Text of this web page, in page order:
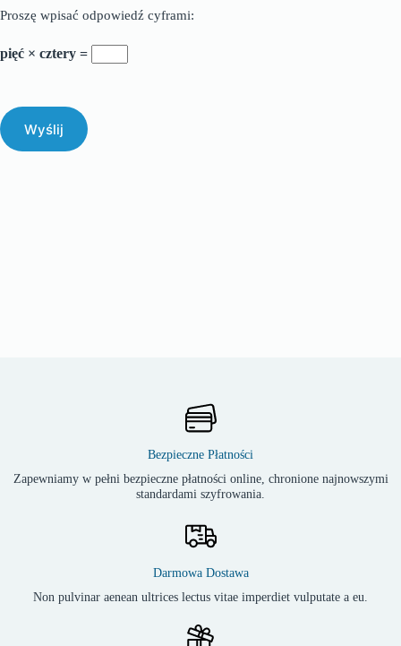
Proszę wpisać odpowiedź cyframi:
pięć × cztery =
Wyślij
Bezpieczne Płatności
Zapewniamy w pełni bezpieczne płatności online, chronione najnowszymi
standardami szyfrowania.
Darmowa Dostawa
Non pulvinar aenean ultrices lectus vitae imperdiet vulputate a eu.